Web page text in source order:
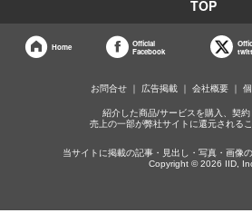
TOP
Home
Official
Facebook
お問合せ 広告掲載 会社概要
紹介した商品/サービスを購入、契約
売上の一部が弊社サイトに還元されるこ
当サイトに掲載の記事・見出し・写真・画像
Copyright © 2026 IID,